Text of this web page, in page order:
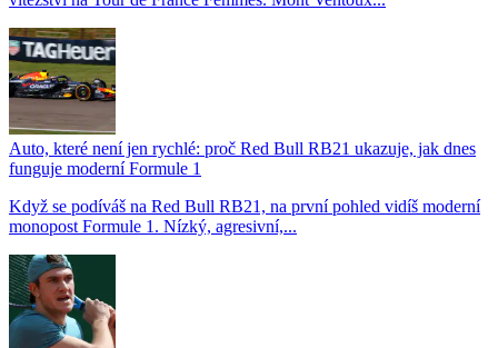
Auto, které není jen rychlé: proč Red Bull RB21 ukazuje, jak dnes
funguje moderní Formule 1
Když se podíváš na Red Bull RB21, na první pohled vidíš moderní
monopost Formule 1. Nízký, agresivní,...